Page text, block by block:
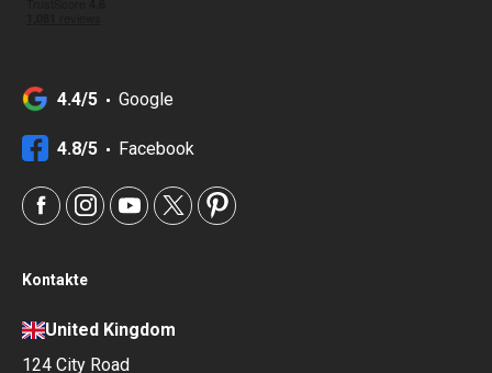
4.4/5 Google
4.8/5 Facebook
Kontakte
United Kingdom
124 City Road